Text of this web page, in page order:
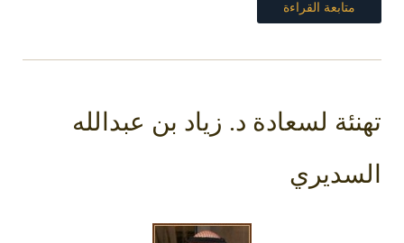
متابعة القراءة
لسعادة د. زياد بن عبدالله